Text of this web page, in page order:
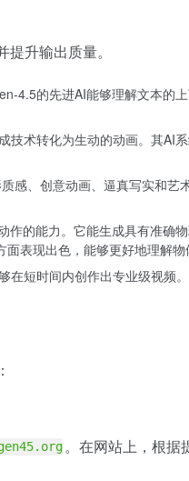
升输出质量。
4.5的先进AI能够理解文本的
技术转化为生动的动画。其AI
感、创意动画、逼真写实和
作的能力。它能生成具有准确
表现出色，能够更好地理解
在短时间内创作出专业级视频
。在网站上，根据